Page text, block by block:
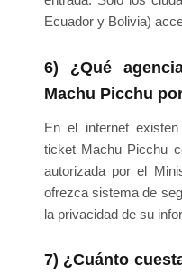
Ecuador y Bolivia)
6) ¿Qué
Machu Picchu
En el internet
ticket Machu Picchu
autorizada por el
ofrezca sistema de
la privacidad de su
7) ¿Cuánto